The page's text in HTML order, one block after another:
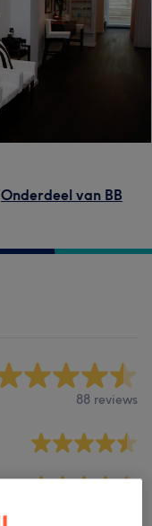
Onderdeel van BB
88 reviews